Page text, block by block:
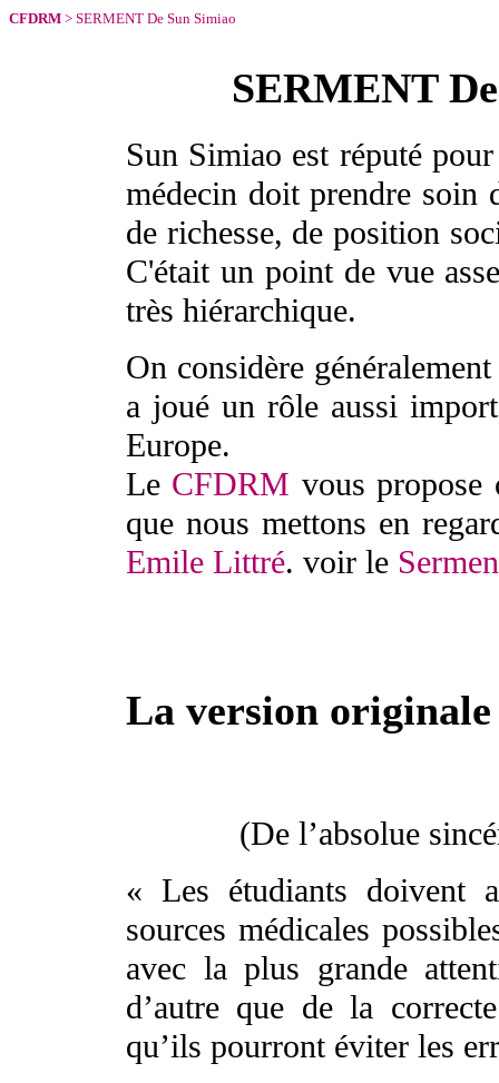
CFDRM > SERMENT De Sun Simiao
SERMENT
Sun Simiao est réputé
médecin doit prendre soin
de richesse, de position
C'était un point de vue
très hiérarchique.
On considère
a joué un rôle aussi
Europe.
Le CFDRM vous
que nous mettons en
Emile Littré. voir le
La version originale
(De l’absolue
« Les étudiants doivent
sources médicales
avec la plus grande
d’autre que de la
qu’ils pourront éviter les